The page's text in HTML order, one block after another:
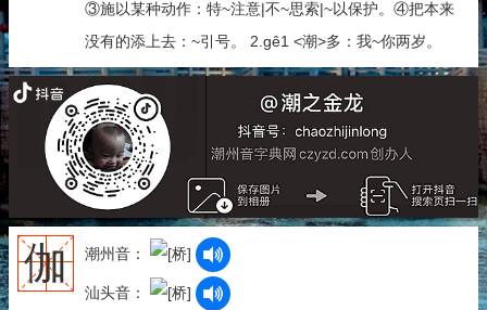
③施以某种动作：特~注意|不~思索|~以保护。④把本来
没有的添上去：~引号。 2.gê1 <潮>多：我~你两岁。
伽 潮州音：
汕头音：